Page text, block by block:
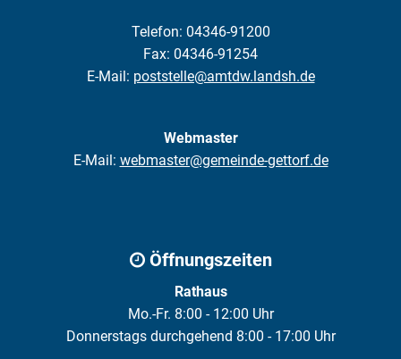
Telefon: 04346-91200
Fax: 04346-91254
E-Mail: poststelle@amtdw.landsh.de
Webmaster
E-Mail: webmaster@gemeinde-gettorf.de
Öffnungszeiten
Rathaus
Mo.-Fr. 8:00 - 12:00 Uhr
Donnerstags durchgehend 8:00 - 17:00 Uhr